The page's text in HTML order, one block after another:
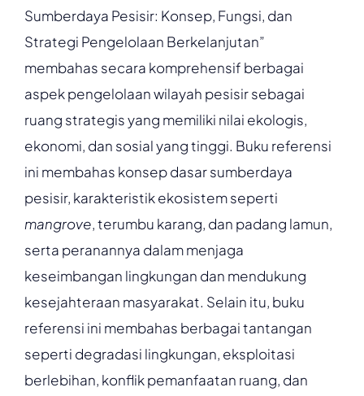
Sumberdaya Pesisir: Konsep, Fungsi, dan
Strategi Pengelolaan Berkelanjutan”
membahas secara komprehensif berbagai
aspek pengelolaan wilayah pesisir sebagai
ruang strategis yang memiliki nilai ekologis,
ekonomi, dan sosial yang tinggi. Buku referensi
ini membahas konsep dasar sumberdaya
pesisir, karakteristik ekosistem seperti
mangrove, terumbu karang, dan padang lamun,
serta peranannya dalam menjaga
keseimbangan lingkungan dan mendukung
kesejahteraan masyarakat. Selain itu, buku
referensi ini membahas berbagai tantangan
seperti degradasi lingkungan, eksploitasi
berlebihan, konflik pemanfaatan ruang, dan